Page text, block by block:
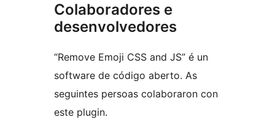
Colaboradores e
desenvolvedores
“Remove Emoji CSS and JS” é un
software de código aberto. As
seguintes persoas colaboraron con
este plugin.